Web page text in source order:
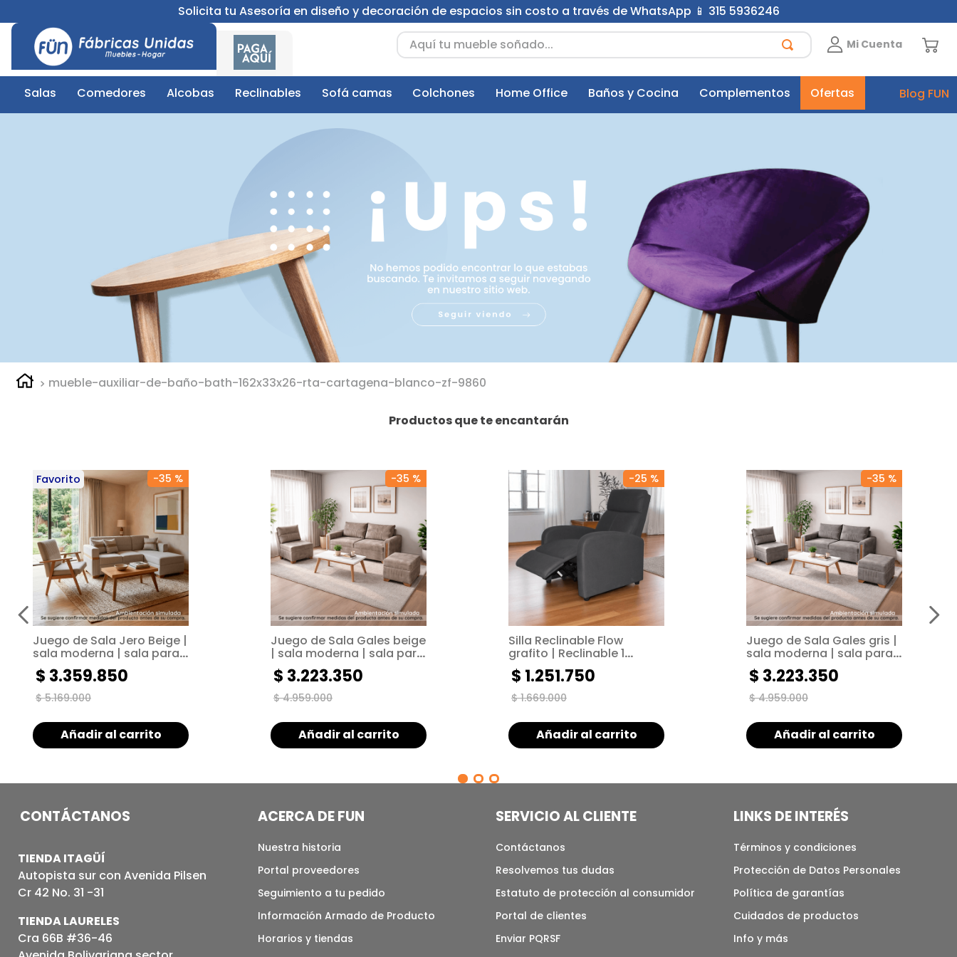
Solicita tu Asesoría en diseño y decoración de espacios sin costo a través de WhatsApp 📱 315 5936246
Aquí tu mueble soñado...
Mi Cuenta
Salas Comedores Alcobas Reclinables Sofá camas Colchones Home Office Baños y Cocina Complementos Ofertas Blog FUN
mueble-auxiliar-de-baño-bath-162x33x26-rta-cartagena-blanco-zf-9860
Productos que te encantarán
Favorito -35 %
Juego de Sala Jero Beige |
sala moderna | sala para
espacios pequeños
$ 5.169.000
$ 3.359.850
Añadir al carrito
-35 %
Juego de Sala Gales beige
| sala moderna | sala para
espacios pequeños
$ 4.959.000
$ 3.223.350
Añadir al carrito
-25 %
Silla Reclinable Flow
grafito | Reclinable 1
puesto | Sistema Push arm
$ 1.669.000
$ 1.251.750
Añadir al carrito
-35 %
Juego de Sala Gales gris |
sala moderna | sala para
espacios pequeños
$ 4.959.000
$ 3.223.350
Añadir al carrito
CONTÁCTANOS
TIENDA ITAGÜÍ
Autopista sur con Avenida Pilsen
Cr 42 No. 31 -31
TIENDA LAURELES
Cra 66B #36-46
ACERCA DE FUN
Nuestra historia
Portal proveedores
Seguimiento a tu pedido
Información Armado de Producto
Horarios y tiendas
SERVICIO AL CLIENTE
Contáctanos
Resolvemos tus dudas
Estatuto de protección al consumidor
Portal de clientes
Enviar PQRSF
LINKS DE INTERÉS
Términos y condiciones
Protección de Datos Personales
Política de garantías
Cuidados de productos
Info y más